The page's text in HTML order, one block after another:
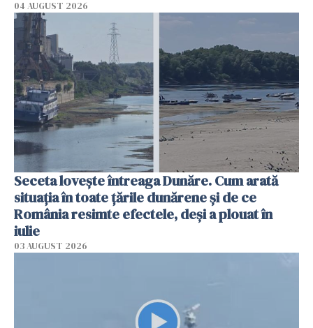
04 AUGUST 2026
Seceta lovește întreaga Dunăre. Cum arată
situația în toate țările dunărene și de ce
România resimte efectele, deși a plouat în
iulie
03 AUGUST 2026